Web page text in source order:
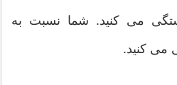
می کنید. شما نسبت به
می کنید.